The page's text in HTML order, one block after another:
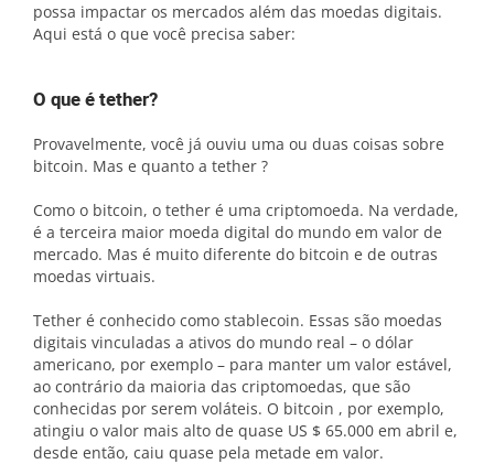
possa impactar os mercados além das moedas digitais.
Aqui está o que você precisa saber:
O que é tether?
Provavelmente, você já ouviu uma ou duas coisas sobre
bitcoin. Mas e quanto a tether ?
Como o bitcoin, o tether é uma criptomoeda. Na verdade,
é a terceira maior moeda digital do mundo em valor de
mercado. Mas é muito diferente do bitcoin e de outras
moedas virtuais.
Tether é conhecido como stablecoin. Essas são moedas
digitais vinculadas a ativos do mundo real – o dólar
americano, por exemplo – para manter um valor estável,
ao contrário da maioria das criptomoedas, que são
conhecidas por serem voláteis. O bitcoin , por exemplo,
atingiu o valor mais alto de quase US $ 65.000 em abril e,
desde então, caiu quase pela metade em valor.